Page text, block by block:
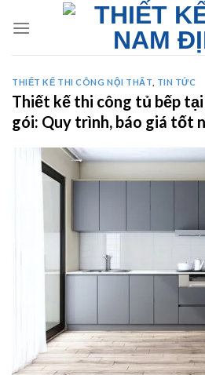
THIẾT KẾ THI CÔNG NỘI THẤT TIN TỨC
Thiết kế thi công tủ bếp
gói: Quy trình, báo giá tốt